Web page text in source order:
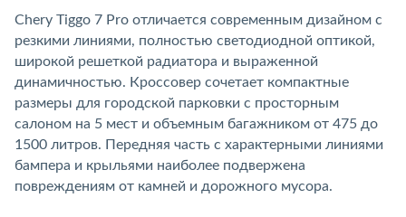
Chery Tiggo 7 Pro отличается современным дизайном с
резкими линиями, полностью светодиодной оптикой,
широкой решеткой радиатора и выраженной
динамичностью. Кроссовер сочетает компактные
размеры для городской парковки с просторным
салоном на 5 мест и объемным багажником от 475 до
1500 литров. Передняя часть с характерными линиями
бампера и крыльями наиболее подвержена
повреждениям от камней и дорожного мусора.